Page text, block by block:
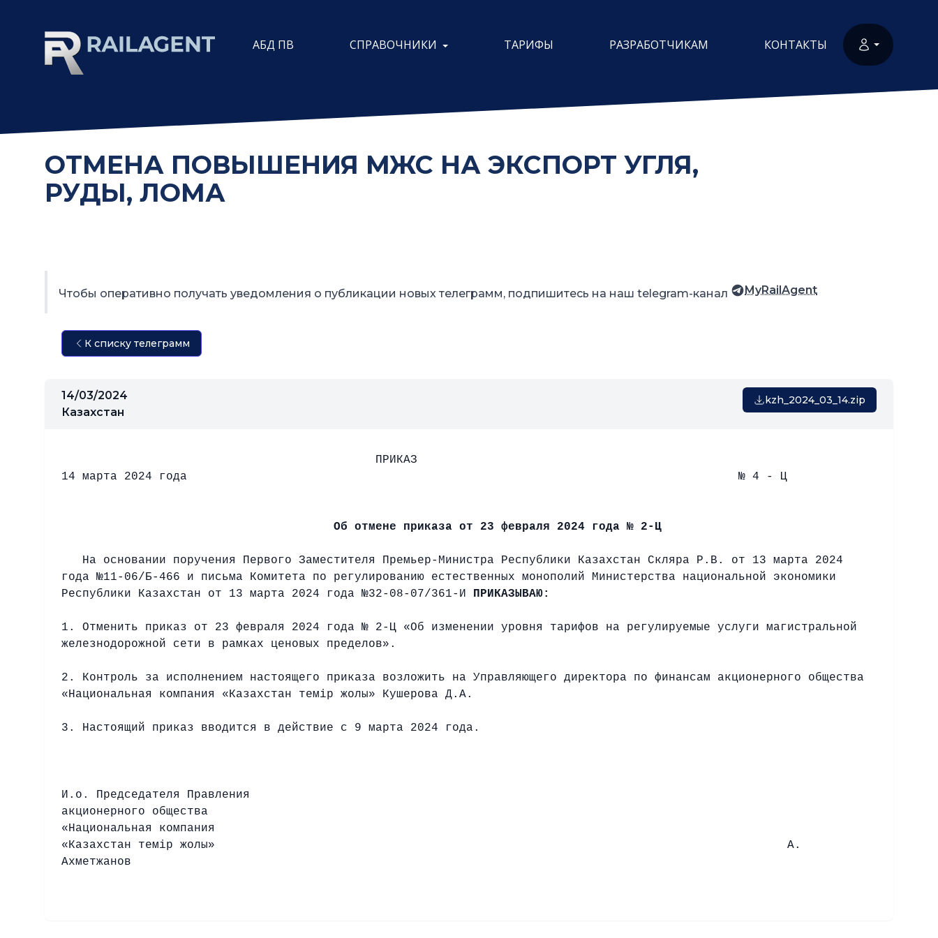
АБД ПВ СПРАВОЧНИКИ ТАРИФЫ РАЗРАБОТЧИКАМ КОНТАКТЫ
ОТМЕНА ПОВЫШЕНИЯ МЖС НА ЭКСПОРТ УГЛЯ,
РУДЫ, ЛОМА
Чтобы оперативно получать уведомления о публикации новых телеграмм, подпишитесь на наш telegram-канал MyRailAgent
К списку телеграмм
14/03/2024
Казахстан
kzh_2024_03_14.zip
ПРИКАЗ
14 марта 2024 года № 4 - Ц
Об отмене приказа от 23 февраля 2024 года № 2-Ц
На основании поручения Первого Заместителя Премьер-Министра Республики Казахстан Скляра Р.В. от 13 марта 2024
года №11-06/Б-466 и письма Комитета по регулированию естественных монополий Министерства национальной экономики
Республики Казахстан от 13 марта 2024 года №32-08-07/361-И ПРИКАЗЫВАЮ:
1. Отменить приказ от 23 февраля 2024 года № 2-Ц «Об изменении уровня тарифов на регулируемые услуги магистральной
железнодорожной сети в рамках ценовых пределов».
2. Контроль за исполнением настоящего приказа возложить на Управляющего директора по финансам акционерного общества
«Национальная компания «Казахстан темiр жолы» Кушерова Д.А.
3. Настоящий приказ вводится в действие с 9 марта 2024 года.
И.о. Председателя Правления
акционерного общества
«Национальная компания
«Казахстан темiр жолы» А.
Ахметжанов